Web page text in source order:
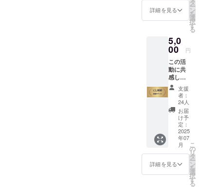
たご支
たちの
夢を支
える活
動に大
切に活
用させ
ていた
だきま
す。 ※
このリ
ターン
は、
5000
円、
10000
円、
30000
所：東
京都品
川区西
8-4-
13 五
反田JP
ビル
ディン
グ3F
※オンラ
イン配
信の詳
細は、
後日
メール
にてお
伝えい
たしま
す。 ※
ネット
詳細を見る
タ
ー
ン
を
選
択
す
る
5,0
00 円
この活
動に共
感し、
子ども
たちの
未来を
一緒に
応援し
たい
―― そ
んな温
かいお
気持ち
を寄せ
てくだ
さる方
支援
者：
24人
お届
け予
定：
2025
年07
月
詳細を見る
こ
の
リ
タ
ー
ン
を
選
択
す
る